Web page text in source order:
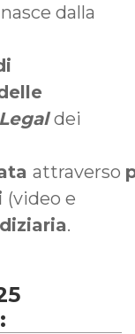
dalla
Legaldei
attraverso
(video e
.